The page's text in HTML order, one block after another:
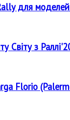
для
Світу з
Florio